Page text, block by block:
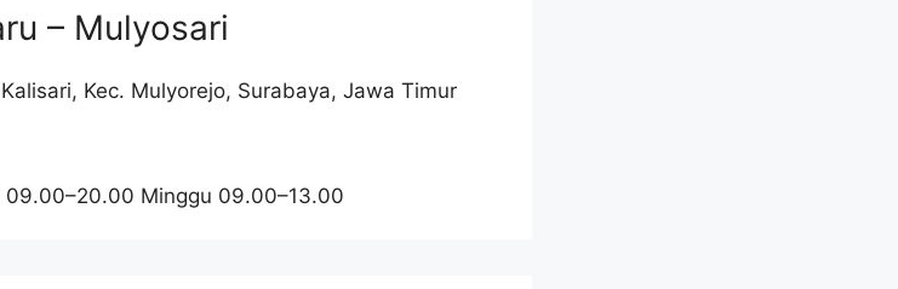
– Mulyosari
Kec. Mulyorejo, Surabaya, Jawa Timur
Minggu 09.00–13.00